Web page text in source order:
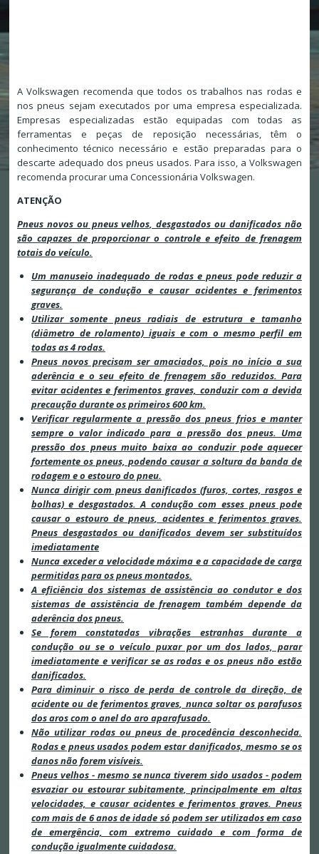
A Volkswagen recomenda que todos os trabalhos nas rodas e
nos pneus sejam executados por uma empresa especializada.
Empresas especializadas estão equipadas com todas as
ferramentas e peças de reposição necessárias, têm o
conhecimento técnico necessário e estão preparadas para o
descarte adequado dos pneus usados. Para isso, a Volkswagen
recomenda procurar uma Concessionária Volkswagen.
ATENÇÃO
Pneus novos ou pneus velhos, desgastados ou danificados não
são capazes de proporcionar o controle e efeito de frenagem
totais do veículo.
Um manuseio inadequado de rodas e pneus pode reduzir a
segurança de condução e causar acidentes e ferimentos
graves.
Utilizar somente pneus radiais de estrutura e tamanho
(diâmetro de rolamento) iguais e com o mesmo perfil em
todas as 4 rodas.
Pneus novos precisam ser amaciados, pois no início a sua
aderência e o seu efeito de frenagem são reduzidos. Para
evitar acidentes e ferimentos graves, conduzir com a devida
precaução durante os primeiros 600 km.
Verificar regularmente a pressão dos pneus frios e manter
sempre o valor indicado para a pressão dos pneus. Uma
pressão dos pneus muito baixa ao conduzir pode aquecer
fortemente os pneus, podendo causar a soltura da banda de
rodagem e o estouro do pneu.
Nunca dirigir com pneus danificados (furos, cortes, rasgos e
bolhas) e desgastados. A condução com esses pneus pode
causar o estouro de pneus, acidentes e ferimentos graves.
Pneus desgastados ou danificados devem ser substituídos
imediatamente
Nunca exceder a velocidade máxima e a capacidade de carga
permitidas para os pneus montados.
A eficiência dos sistemas de assistência ao condutor e dos
sistemas de assistência de frenagem também depende da
aderência dos pneus.
Se forem constatadas vibrações estranhas durante a
condução ou se o veículo puxar por um dos lados, parar
imediatamente e verificar se as rodas e os pneus não estão
danificados.
Para diminuir o risco de perda de controle da direção, de
acidente ou de ferimentos graves, nunca soltar os parafusos
dos aros com o anel do aro aparafusado.
Não utilizar rodas ou pneus de procedência desconhecida.
Rodas e pneus usados podem estar danificados, mesmo se os
danos não forem visíveis.
Pneus velhos - mesmo se nunca tiverem sido usados - podem
esvaziar ou estourar subitamente, principalmente em altas
velocidades, e causar acidentes e ferimentos graves. Pneus
com mais de 6 anos de idade só podem ser utilizados em caso
de emergência, com extremo cuidado e com forma de
condução igualmente cuidadosa.